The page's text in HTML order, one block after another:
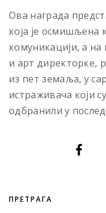
Ова награда
која је осмишљена
комуникацији, а на
и арт директорке,
из пет земаља, у
истраживача који
одбранили у
ПРЕТРАГА